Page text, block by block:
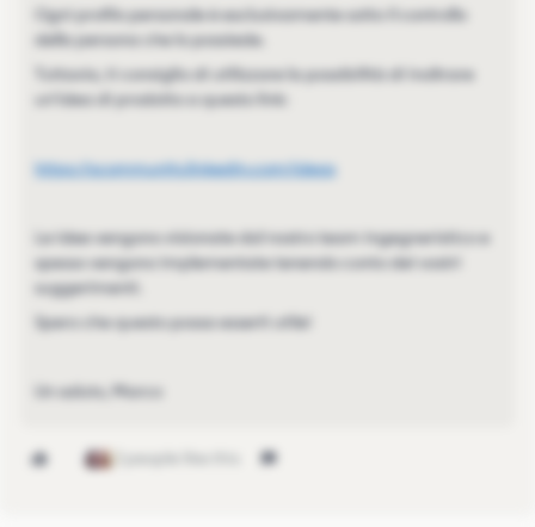
Ogni profilo personale è esclusivamente sotto il controllo
della persona che lo possiede.
Tuttavia, ti consiglio di utilizzare la possibilità di inoltrare
un'idea di prodotto a questo link:
https://scommunity.linkedin.com/ideas
Le idee vengono visionate dal nostro team ingegneristico e
spesso vengono implementate tenendo conto dei vostri
suggerimenti.
Spero che questo possa esserti utile!
Un saluto, Marco